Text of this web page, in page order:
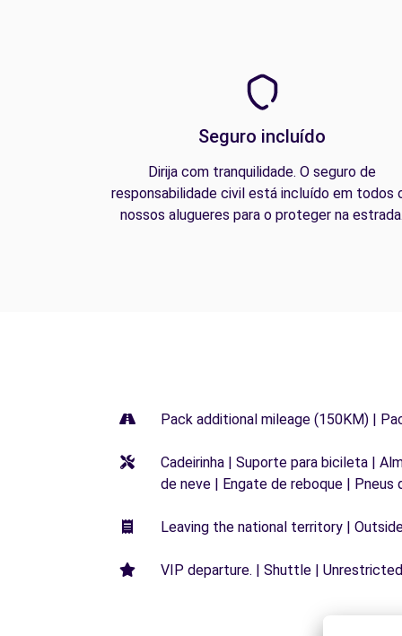
Seguro incluído
Dirija com tranquilidade. O seguro de
responsabilidade civil está incluído em todos
nossos alugueres para o proteger na
Pack additional mileage (150KM) |
Cadeirinha | Suporte para bicileta |
de neve | Engate de reboque | Pneus
Leaving the national territory |
VIP departure. | Shuttle |